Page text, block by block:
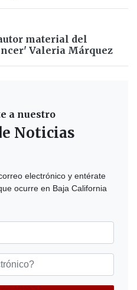
material del
Valeria Márquez
a nuestro
Noticias
electrónico y entérate
ocurre en Baja California